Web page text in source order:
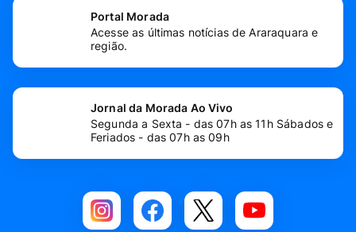
Portal Morada
Acesse as últimas notícias de Araraquara e
região.
Jornal da Morada Ao Vivo
Segunda a Sexta - das 07h as 11h Sábados e
Feriados - das 07h as 09h